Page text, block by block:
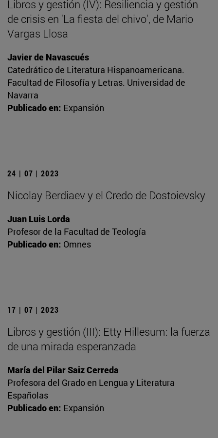
Libros y gestión (IV): Resiliencia y gestión
de crisis en 'La fiesta del chivo', de Mario
Vargas Llosa
Javier de Navascués
Catedrático de Literatura Hispanoamericana.
Facultad de Filosofía y Letras. Universidad de
Navarra
Publicado en: Expansión
24 | 07 | 2023
Nicolay Berdiaev y el Credo de Dostoievsky
Juan Luis Lorda
Profesor de la Facultad de Teología
Publicado en: Omnes
17 | 07 | 2023
Libros y gestión (III): Etty Hillesum: la fuerza
de una mirada esperanzada
María del Pilar Saiz Cerreda
Profesora del Grado en Lengua y Literatura
Españolas
Publicado en: Expansión